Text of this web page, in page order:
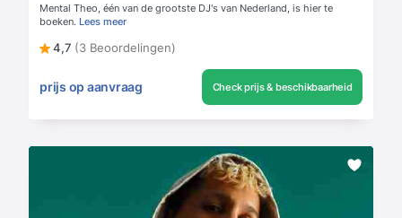
Mental Theo, één van de grootste DJ's van Nederland, is hier te
boeken. Lees meer
4,7 (3 Beoordelingen)
prijs op aanvraag Check prijs & beschikbaarheid